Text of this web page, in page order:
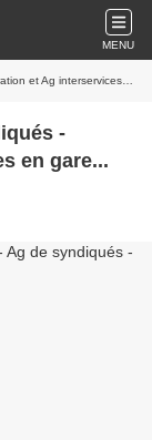
MENU
interservices en gare...
-
en gare...